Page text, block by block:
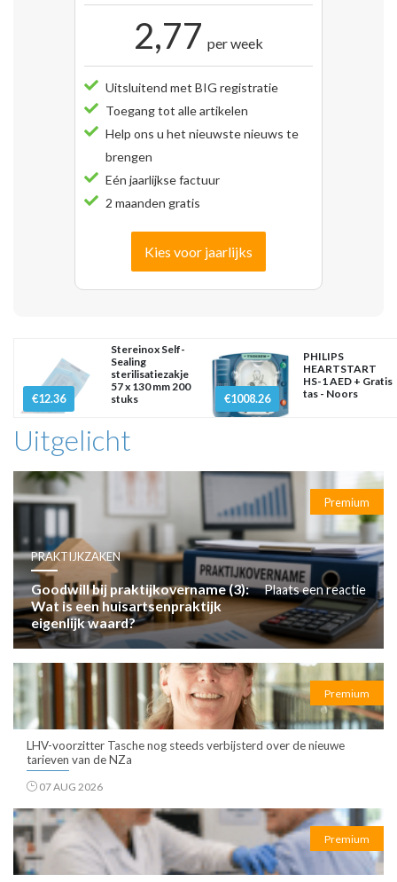
2,77 per week
Uitsluitend met BIG registratie
Toegang tot alle artikelen
Help ons u het nieuwste nieuws te
brengen
Eén jaarlijkse factuur
2 maanden gratis
Kies voor jaarlijks
€12.36
Stereinox Self-
Sealing
sterilisatiezakje
57 x 130 mm 200
stuks
€1008.26
PHILIPS
HEARTSTART
HS-1 AED + Gratis
tas - Noors
Uitgelicht
Premium
PRAKTIJKZAKEN
Goodwill bij praktijkovername (3):
Wat is een huisartsenpraktijk
eigenlijk waard?
Plaats een reactie
Premium
LHV-voorzitter Tasche nog steeds verbijsterd over de nieuwe
tarieven van de NZa
07 AUG 2026
Premium